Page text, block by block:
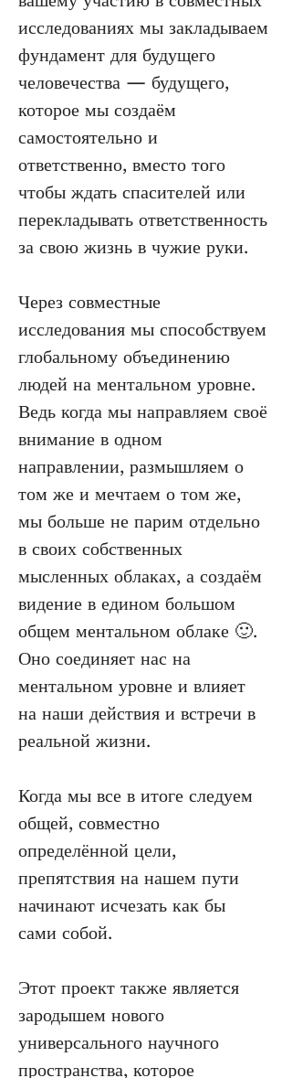
исследованиях мы закладываем
фундамент для будущего
человечества — будущего,
которое мы создаём
самостоятельно и
ответственно, вместо того
чтобы ждать спасителей или
перекладывать ответственность
за свою жизнь в чужие руки.
Через совместные
исследования мы способствуем
глобальному объединению
людей на ментальном уровне.
Ведь когда мы направляем своё
внимание в одном
направлении, размышляем о
том же и мечтаем о том же,
мы больше не парим отдельно
в своих собственных
мысленных облаках, а создаём
видение в едином большом
общем ментальном облаке 🙂.
Оно соединяет нас на
ментальном уровне и влияет
на наши действия и встречи в
реальной жизни.
Когда мы все в итоге следуем
общей, совместно
определённой цели,
препятствия на нашем пути
начинают исчезать как бы
сами собой.
Этот проект также является
зародышем нового
универсального научного
пространства, которое